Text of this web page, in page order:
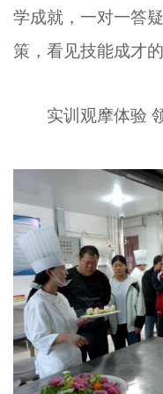
学成就，一对一答
策，看见技能成才的
实训观摩体验